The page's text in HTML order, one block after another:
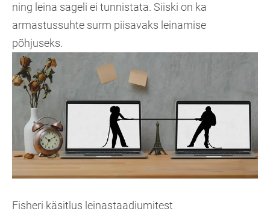
ning leina sageli ei tunnistata. Siiski on ka
armastussuhte surm piisavaks leinamise
põhjuseks.
Fisheri käsitlus leinastaadiumitest